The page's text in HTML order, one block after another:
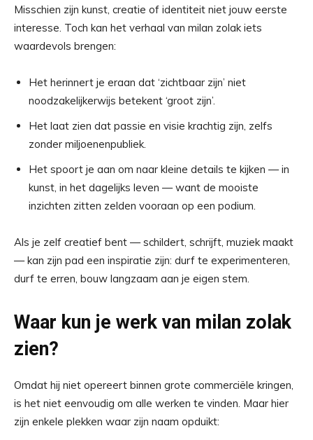
Misschien zijn kunst, creatie of identiteit niet jouw eerste
interesse. Toch kan het verhaal van milan zolak iets
waardevols brengen:
Het herinnert je eraan dat ‘zichtbaar zijn’ niet
noodzakelijkerwijs betekent ‘groot zijn’.
Het laat zien dat passie en visie krachtig zijn, zelfs
zonder miljoenenpubliek.
Het spoort je aan om naar kleine details te kijken — in
kunst, in het dagelijks leven — want de mooiste
inzichten zitten zelden vooraan op een podium.
Als je zelf creatief bent — schildert, schrijft, muziek maakt
— kan zijn pad een inspiratie zijn: durf te experimenteren,
durf te erren, bouw langzaam aan je eigen stem.
Waar kun je werk van milan zolak
zien?
Omdat hij niet opereert binnen grote commerciële kringen,
is het niet eenvoudig om alle werken te vinden. Maar hier
zijn enkele plekken waar zijn naam opduikt: